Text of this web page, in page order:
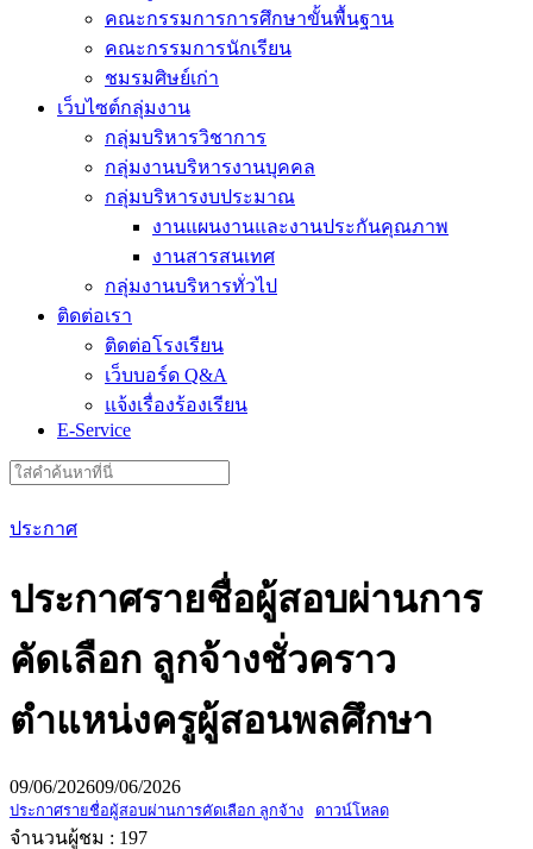
คณะกรรมการการศึกษาขั้นพื้นฐาน
คณะกรรมการนักเรียน
ชมรมศิษย์เก่า
เว็บไซต์กลุ่มงาน
กลุ่มบริหารวิชาการ
กลุ่มงานบริหารงานบุคคล
กลุ่มบริหารงบประมาณ
งานแผนงานและงานประกันคุณภาพ
งานสารสนเทศ
กลุ่มงานบริหารทั่วไป
ติดต่อเรา
ติดต่อโรงเรียน
เว็บบอร์ด Q&A
แจ้งเรื่องร้องเรียน
E-Service
Search
for:
ประกาศ
ประกาศรายชื่อผู้สอบผ่านการ
คัดเลือก ลูกจ้างชั่วคราว
ตำแหน่งครูผู้สอนพลศึกษา
09/06/202609/06/2026
ประกาศรายชื่อผู้สอบผ่านการคัดเลือก ลูกจ้าง ดาวน์โหลด
จำนวนผู้ชม : 197